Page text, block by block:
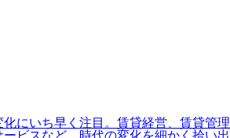
にいち早く注目。賃貸経営、賃貸管
ビスなど、時代の変化を細かく拾い